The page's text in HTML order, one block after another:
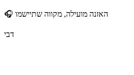
🎧 האזנה מועילה, מקווה שתיישמו
דבי